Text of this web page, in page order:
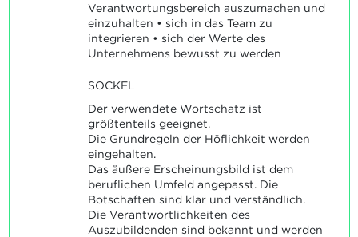
Verantwortungsbereich auszumachen und
einzuhalten • sich in das Team zu
integrieren • sich der Werte des
Unternehmens bewusst zu werden
SOCKEL
Der verwendete Wortschatz ist
größtenteils geeignet.
Die Grundregeln der Höflichkeit werden
eingehalten.
Das äußere Erscheinungsbild ist dem
beruflichen Umfeld angepasst. Die
Botschaften sind klar und verständlich.
Die Verantwortlichkeiten des
Auszubildenden sind bekannt und werden